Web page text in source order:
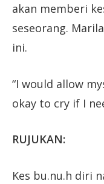
akan memberi
seseorang.
ini.
“I would allow
okay to cry if I
RUJUKAN:
Kes bu.nu.h diri